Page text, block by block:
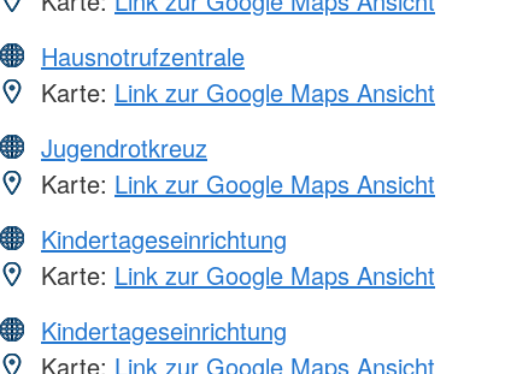
Hausnotrufzentrale
Karte: Link zur Google Maps Ansicht
Jugendrotkreuz
Karte: Link zur Google Maps Ansicht
Kindertageseinrichtung
Karte: Link zur Google Maps Ansicht
Kindertageseinrichtung
Karte: Link zur Google Maps Ansicht